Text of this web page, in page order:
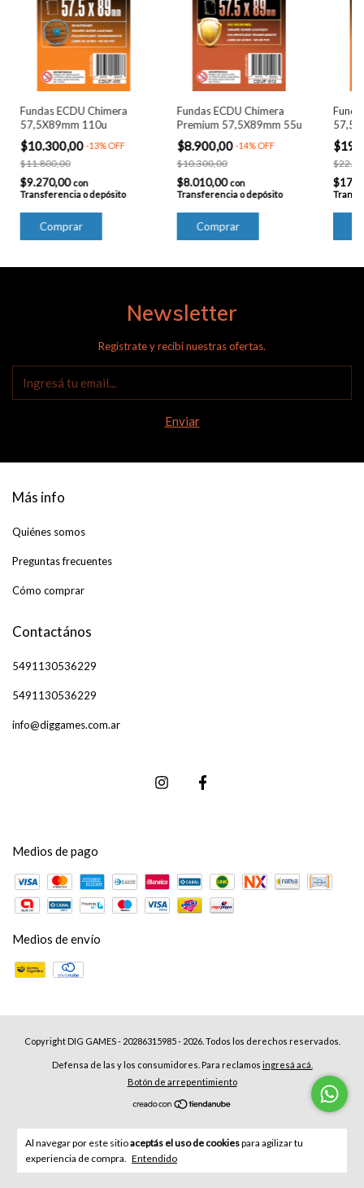
Al navegar por este sitioaceptás el uso de cookiespara agilizar tu
experiencia de compra. Entendido
Fundas ECDU Chimera
57,5X89mm 110u
$10.300,00-13%OFF
$11.800,00
$9.270,00con
Transferencia o depósito
Fundas ECDU Chimera
Premium 57,5X89mm 55u
$8.900,00-14%OFF
$10.300,00
$8.010,00con
Transferencia o depósito
Newsletter
Registrate y recibí nuestras ofertas.
Más info
Quiénes somos
Preguntas frecuentes
Cómo comprar
Contactános
5491130536229
5491130536229
info@diggames.com.ar
Medios de pago
Medios de envío
Copyright DIG GAMES - 20286315985 - 2026. Todos los derechos reservados.
Defensa de las y los consumidores. Para reclamos ingresá acá.
Botón de arrepentimiento